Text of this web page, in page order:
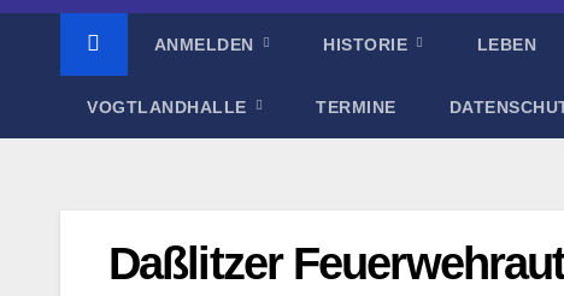
ANMELDEN HISTORIE LEBEN
VOGTLANDHALLE TERMINE
Daßlitzer